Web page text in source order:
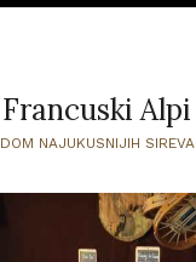
Francuski Alpi
DOM NAJUKUSNIJIH SIREVA